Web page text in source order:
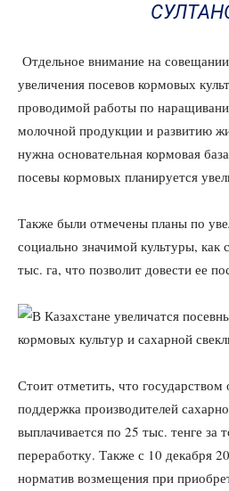
Отдельное внимание на
увеличения посевов кормовых
проводимой работы по
молочной продукции и развитию
нужна основательная кормовая
посевы кормовых планируется
Также были отмечены планы по
социально значимой культуры, как
тыс. га, что позволит довести ее
Стоит отметить, что государством
поддержка производителей
выплачивается по 25 тыс. тенге за
переработку. Также с 10 декабря
норматив возмещения при